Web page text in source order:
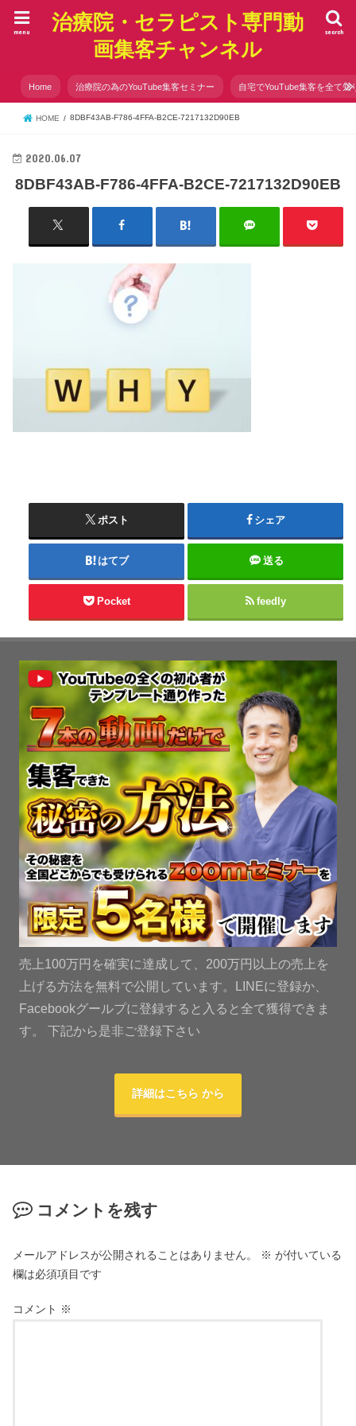
治療院・セラピスト専門動
画集客チャンネル
search
menu
Home 治療院の為のYouTube集客セミナー 自宅でYouTube集客を全て知
HOME 8DBF43AB-F786-4FFA-B2CE-7217132D90EB
2020.06.07
8DBF43AB-F786-4FFA-B2CE-7217132D90EB
ポスト シェア
はてブ 送る
Pocket feedly
売上100万円を確実に達成して、200万円以上の売上を
上げる方法を無料で公開しています。LINEに登録か、
Facebookグールプに登録すると入ると全て獲得できま
す。 下記から是非ご登録下さい
詳細はこちら から
コメントを残す
メールアドレスが公開されることはありません。 ※ が付いている
欄は必須項目です
コメント ※